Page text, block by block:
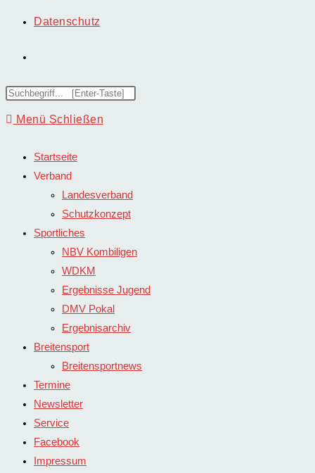
Datenschutz
Suche
umschalten
Diese
durchsuchen
Menü Schließen
Startseite
Verband
Landesverband
Schutzkonzept
Sportliches
NBV Kombiligen
WDKM
Ergebnisse Jugend
DMV Pokal
Ergebnisarchiv
Breitensport
Breitensportnews
Termine
Newsletter
Service
Facebook
Impressum